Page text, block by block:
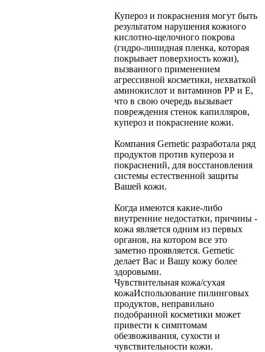
Купероз и покраснения могут быть
результатом нарушения кожного
кислотно-щелочного покрова
(гидро-липидная пленка, которая
покрывает поверхность кожи),
вызванного применением
агрессивной косметики, нехваткой
аминокислот и витаминов РР и Е,
что в свою очередь вызывает
повреждения стенок капилляров,
купероз и покраснение кожи.
Компания Gernetic разработала ряд
продуктов против купероза и
покраснений, для восстановления
системы естественной защиты
Вашей кожи.
Когда имеются какие-либо
внутренние недостатки, причины -
кожа является одним из первых
органов, на котором все это
заметно проявляется. Gernetic
делает Вас и Вашу кожу более
здоровыми.
Чувствительная кожа/сухая
кожаИспользование пилинговых
продуктов, неправильно
подобранной косметики может
привести к симптомам
обезвоживания, сухости и
чувствительности кожи.